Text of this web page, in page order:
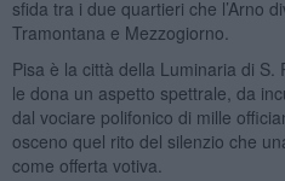
sfida tra i due quartieri che l’Arno
Tramontana e Mezzogiorno.
Pisa è la città della Luminaria di
le dona un aspetto spettrale, da
dal vociare polifonico di mille
osceno quel rito del silenzio che
come offerta votiva.